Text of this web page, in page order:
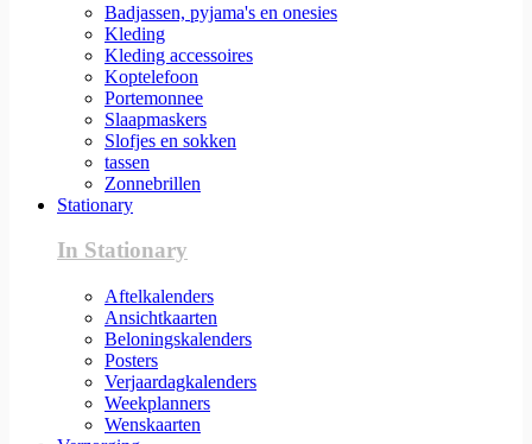
Badjassen, pyjama's en onesies
Kleding
Kleding accessoires
Koptelefoon
Portemonnee
Slaapmaskers
Slofjes en sokken
tassen
Zonnebrillen
Stationary
In Stationary
Aftelkalenders
Ansichtkaarten
Beloningskalenders
Posters
Verjaardagkalenders
Weekplanners
Wenskaarten